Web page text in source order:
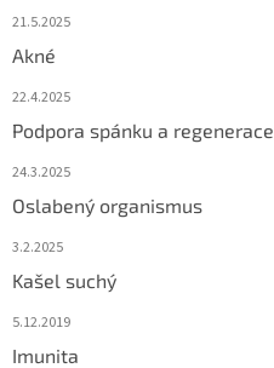
21.5.2025
Akné
22.4.2025
Podpora spánku a regenerace
24.3.2025
Oslabený organismus
3.2.2025
Kašel suchý
5.12.2019
Imunita